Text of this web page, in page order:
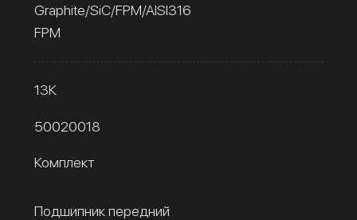
Graphite/SiC/FPM/AISI316
FPM
13К
50020018
Комплект
Подшипник передний